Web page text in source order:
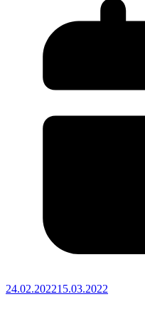
24.02.202215.03.2022